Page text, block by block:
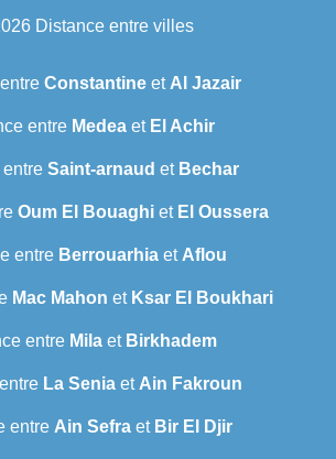
Distance entre villes
Constantine et Al Jazair
entre Medeaet El Achir
entre Saint-arnaud et Bechar
Oum El Bouaghiet El Oussera
entre Berrouarhia et Aflou
Mac Mahon et Ksar El Boukhari
entre Milaet Birkhadem
La Senia et Ain Fakroun
entre Ain Sefraet Bir El Djir